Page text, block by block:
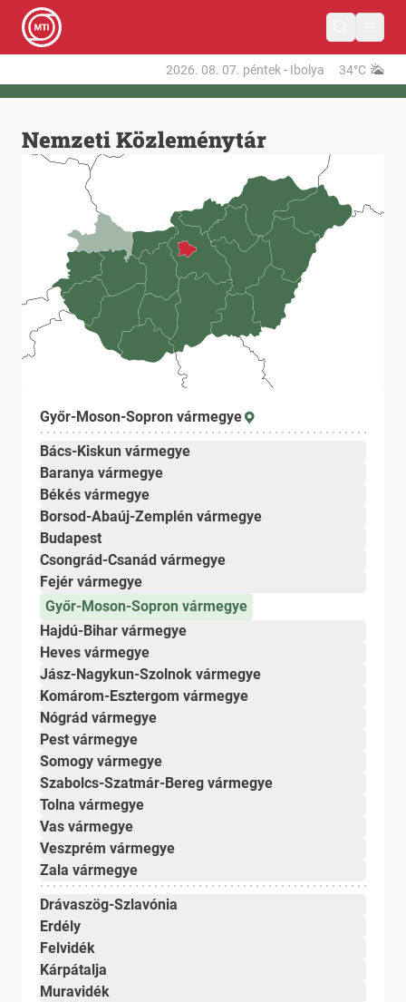
2026. 08. 07. péntek- Ibolya 34°C
Nemzeti Közleménytár
Győr-Moson-Sopron vármegye
Bács-Kiskun vármegye
Baranya vármegye
Békés vármegye
Borsod-Abaúj-Zemplén vármegye
Budapest
Csongrád-Csanád vármegye
Fejér vármegye
Győr-Moson-Sopron vármegye
Hajdú-Bihar vármegye
Heves vármegye
Jász-Nagykun-Szolnok vármegye
Komárom-Esztergom vármegye
Nógrád vármegye
Pest vármegye
Somogy vármegye
Szabolcs-Szatmár-Bereg vármegye
Tolna vármegye
Vas vármegye
Veszprém vármegye
Zala vármegye
Drávaszög-Szlavónia
Erdély
Felvidék
Kárpátalja
Muravidék